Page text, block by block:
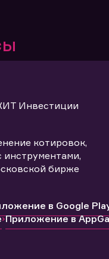
Инвестиции
котировок,
инструментами,
бирже
в Google
Приложение в